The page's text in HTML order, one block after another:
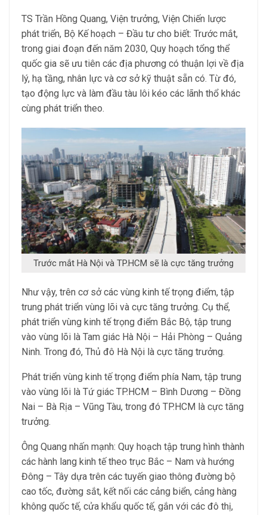
TS Trần Hồng Quang, Viện trưởng, Viện Chiến lược
phát triển, Bộ Kế hoạch – Đầu tư cho biết: Trước mắt,
trong giai đoạn đến năm 2030, Quy hoạch tổng thể
quốc gia sẽ ưu tiên các địa phương có thuận lợi về địa
lý, hạ tầng, nhân lực và cơ sở kỹ thuật sẵn có. Từ đó,
tạo động lực và làm đầu tàu lôi kéo các lãnh thổ khác
cùng phát triển theo.
Trước mắt Hà Nội và TP.HCM sẽ là cực tăng trưởng
Như vậy, trên cơ sở các vùng kinh tế trọng điểm, tập
trung phát triển vùng lõi và cực tăng trưởng. Cụ thể,
phát triển vùng kinh tế trọng điểm Bắc Bộ, tập trung
vào vùng lõi là Tam giác Hà Nội – Hải Phòng – Quảng
Ninh. Trong đó, Thủ đô Hà Nội là cực tăng trưởng.
Phát triển vùng kinh tế trọng điểm phía Nam, tập trung
vào vùng lõi là Tứ giác TP.HCM – Bình Dương – Đồng
Nai – Bà Rịa – Vũng Tàu, trong đó TP.HCM là cực tăng
trưởng.
Ông Quang nhấn mạnh: Quy hoạch tập trung hình thành
các hành lang kinh tế theo trục Bắc – Nam và hướng
Đông – Tây dựa trên các tuyến giao thông đường bộ
cao tốc, đường sắt, kết nối các cảng biển, cảng hàng
không quốc tế, cửa khẩu quốc tế, gắn với các đô thị,